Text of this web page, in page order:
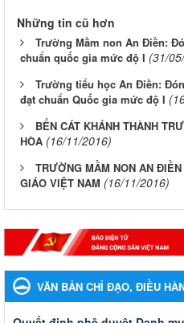
Những tin cũ hơn
Trường Mầm non An Điền:
chuẩn quốc gia mức độ I (31/
Trường tiểu học An Điền:
đạt chuẩn Quốc gia mức độ I
BẾN CÁT KHÁNH THÀNH
HÒA (16/11/2016)
TRƯỜNG MẦM NON AN
GIÁO VIỆT NAM (16/11/2016)
VĂN BẢN CHỈ ĐẠO, ĐIỀU